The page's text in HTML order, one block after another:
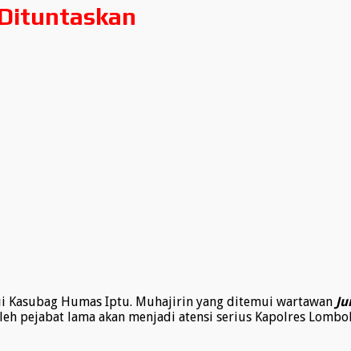
Kasubag Humas Iptu. Muhajirin yang ditemui wartawan
pejabat lama akan menjadi atensi serius Kapolres